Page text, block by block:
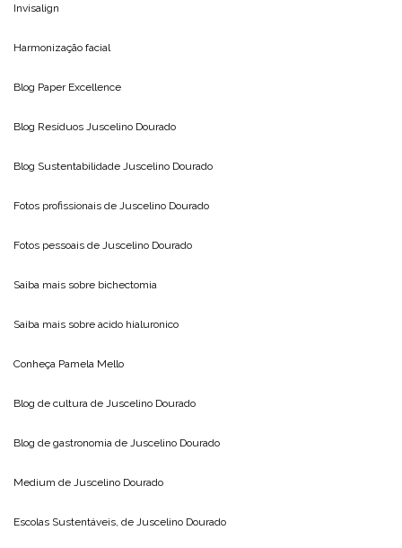
Invisalign
Harmonização facial
Blog Paper Excellence
Blog Resíduos Juscelino Dourado
Blog Sustentabilidade Juscelino Dourado
Fotos profissionais de Juscelino Dourado
Fotos pessoais de Juscelino Dourado
Saiba mais sobre bichectomia
Saiba mais sobre acido hialuronico
Conheça Pamela Mello
Blog de cultura de Juscelino Dourado
Blog de gastronomia de Juscelino Dourado
Medium de Juscelino Dourado
Escolas Sustentáveis, de Juscelino Dourado